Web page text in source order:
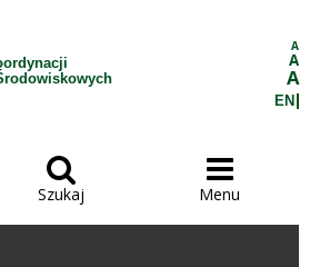
A
A
A
EN

Szukaj

Menu